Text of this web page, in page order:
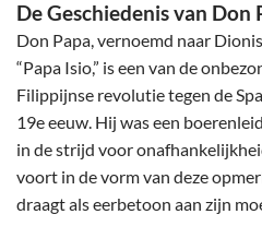
De Geschiedenis van Don
Don Papa, vernoemd naar
“Papa Isio,” is een van de
Filippijnse revolutie tegen de
19e eeuw. Hij was een
in de strijd voor
voort in de vorm van deze
draagt als eerbetoon aan zijn